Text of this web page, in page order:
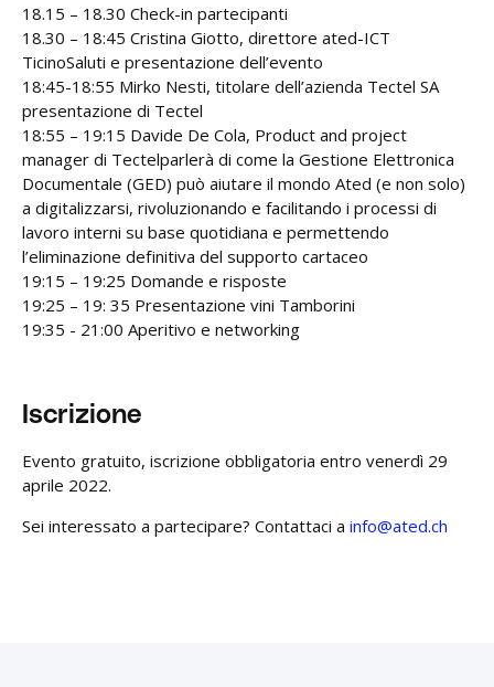
18.15 – 18.30 Check-in partecipanti
18.30 – 18:45 Cristina Giotto, direttore ated-ICT
TicinoSaluti e presentazione dell’evento
18:45-18:55 Mirko Nesti, titolare dell’azienda Tectel SA
presentazione di Tectel
18:55 – 19:15 Davide De Cola, Product and project
manager di Tectelparlerà di come la Gestione Elettronica
Documentale (GED) può aiutare il mondo Ated (e non solo)
a digitalizzarsi, rivoluzionando e facilitando i processi di
lavoro interni su base quotidiana e permettendo
l’eliminazione definitiva del supporto cartaceo
19:15 – 19:25 Domande e risposte
19:25 – 19: 35 Presentazione vini Tamborini
19:35 - 21:00 Aperitivo e networking
Iscrizione
Evento gratuito, iscrizione obbligatoria entro venerdì 29
aprile 2022.
Sei interessato a partecipare? Contattaci a info@ated.ch